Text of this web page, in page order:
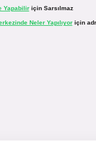
Yapabiliriçin Sarsılmaz
Neler Yapılıyoriçin